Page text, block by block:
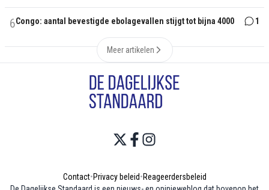
6Congo: aantal bevestigde ebolagevallen stijgt tot bijna 4000 1
Meer artikelen
Contact•Privacy beleid•Reageerdersbeleid